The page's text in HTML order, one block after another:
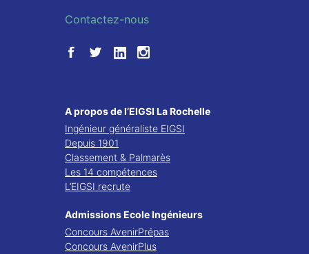
Contactez-nous
A propos de l’EIGSI La Rochelle
Ingénieur généraliste EIGSI
Depuis 1901
Classement & Palmarès
Les 14 compétences
L’EIGSI recrute
Admissions Ecole Ingénieurs
Concours AvenirPrépas
Concours AvenirPlus